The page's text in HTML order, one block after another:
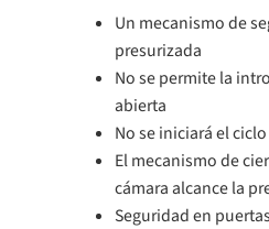
Un mecanismo de
presurizada
No se permite la
abierta
No se iniciará el
El mecanismo de
cámara alcance la
Seguridad en